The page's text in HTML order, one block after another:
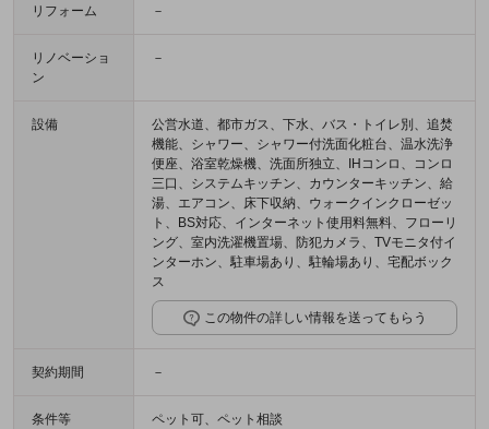
リフォーム －
リノベーショ
ン
－
設備
公営水道、都市ガス、下水、バス・トイレ別、追焚
機能、シャワー、シャワー付洗面化粧台、温水洗浄
便座、浴室乾燥機、洗面所独立、IHコンロ、コンロ
三口、システムキッチン、カウンターキッチン、給
湯、エアコン、床下収納、ウォークインクローゼッ
ト、BS対応、インターネット使用料無料、フローリ
ング、室内洗濯機置場、防犯カメラ、TVモニタ付イ
ンターホン、駐車場あり、駐輪場あり、宅配ボック
ス
この物件の詳しい情報を送ってもらう
契約期間 －
条件等 ペット可、ペット相談